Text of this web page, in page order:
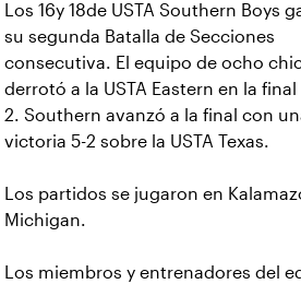
Los 16y 18de USTA Southern Boys
su segunda Batalla de Secciones
consecutiva. El equipo de ocho
derrotó a la USTA Eastern en la final
2. Southern avanzó a la final con
victoria 5-2 sobre la USTA Texas.
Los partidos se jugaron en
Michigan.
Los miembros y entrenadores del